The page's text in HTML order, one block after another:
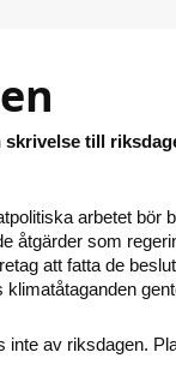
skrivelse till
arbetet bör
åtgärder som
att fatta de
inte av riksdagen.